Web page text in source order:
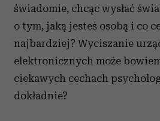
świadomie, chcąc wysłać
o tym, jaką jesteś osobą i co
najbardziej? Wyciszanie
elektronicznych może
ciekawych cechach
dokładnie?